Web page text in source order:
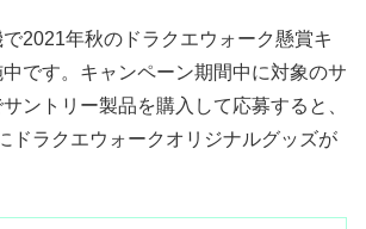
2021年秋のドラクエウォーク懸賞キ
です。キャンペーン期間中に対象のサ
ントリー製品を購入して応募すると、
ドラクエウォークオリジナルグッズが